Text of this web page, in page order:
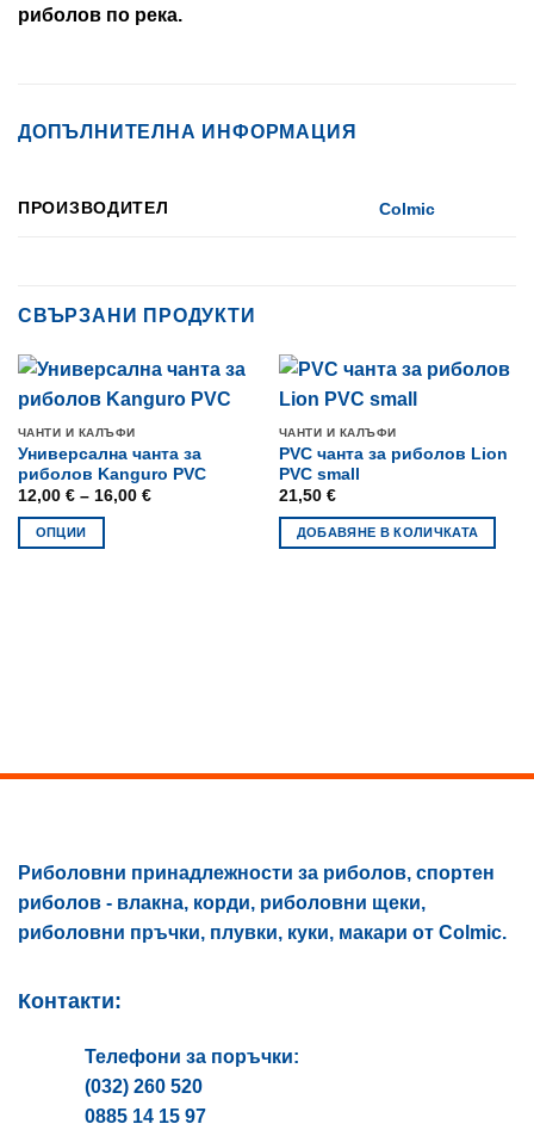
риболов по река.
ДОПЪЛНИТЕЛНА ИНФОРМАЦИЯ
ПРОИЗВОДИТЕЛ Colmic
СВЪРЗАНИ ПРОДУКТИ
ЧАНТИ И КАЛЪФИ
Универсална чанта за
риболов Kanguro PVC
12,00 € – 16,00 €Price
ОПЦИИ
product
ЧАНТИ И КАЛЪФИ
PVC чанта за риболов Lion
PVC small
21,50 €
ДОБАВЯНЕ В КОЛИЧКАТА
Риболовни принадлежности за риболов, спортен
риболов - влакна, корди, риболовни щеки,
риболовни пръчки, плувки, куки, макари от Colmic.
Контакти:
Телефони за поръчки:
(032) 260 520
0885 14 15 97